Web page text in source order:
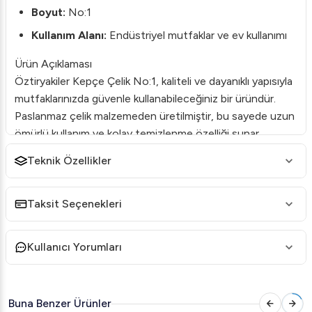
Boyut: No:1
Kullanım Alanı: Endüstriyel mutfaklar ve ev kullanımı
Ürün Açıklaması
Öztiryakiler Kepçe Çelik No:1, kaliteli ve dayanıklı yapısıyla
mutfaklarınızda güvenle kullanabileceğiniz bir üründür.
Paslanmaz çelik malzemeden üretilmiştir, bu sayede uzun
ömürlü kullanım ve kolay temizlenme özelliği sunar.
ve yüksek ısıya dayanıklıdır.
Endüstriyel mutfaklardan ev kullanımlarına kadar geniş bir
yelpazede rahatlıkla kullanılabilir. Çeşitli yemek hazırlıkları
sırasında ideal ölçülerde porsiyonlama yapmanıza imkan
tanır ve mutfakta zaman kazanmanızı sağlar.
Yılların getirdiği tecrübe ve uzmanlıkla üretilmiş
Teknik Özellikler
Taksit Seçenekleri
Kullanıcı Yorumları
Buna Benzer Ürünler